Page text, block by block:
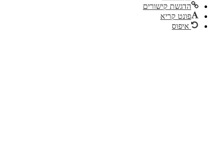
הדגשת קישורים
פונט קריא
איפוס